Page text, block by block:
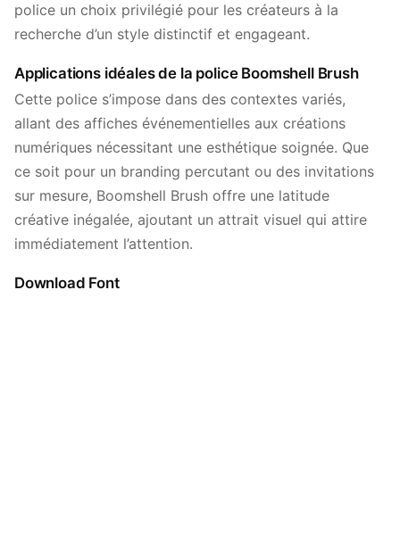
police un choix privilégié pour les créateurs à la
recherche d’un style distinctif et engageant.
Applications idéales de la police Boomshell Brush
Cette police s’impose dans des contextes variés,
allant des affiches événementielles aux créations
numériques nécessitant une esthétique soignée. Que
ce soit pour un branding percutant ou des invitations
sur mesure, Boomshell Brush offre une latitude
créative inégalée, ajoutant un attrait visuel qui attire
immédiatement l’attention.
Download Font